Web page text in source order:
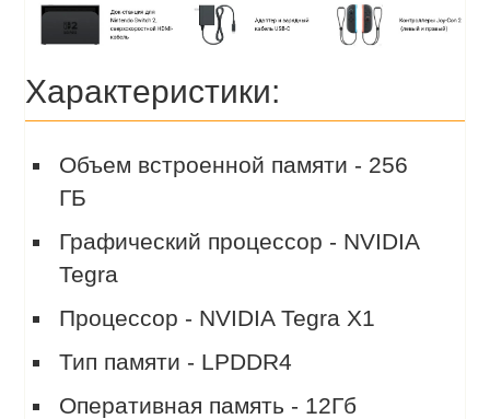
Характеристики:
Объем встроенной памяти - 256
ГБ
Графический процессор - NVIDIA
Tegra
Процессор - NVIDIA Tegra X1
Тип памяти - LPDDR4
Оперативная память - 12Гб